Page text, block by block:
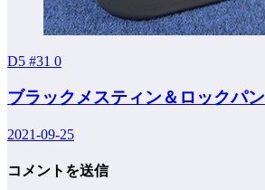
D5 #31 0
ブラックメスティン＆ロックパン
2021-09-25
コメントを送信